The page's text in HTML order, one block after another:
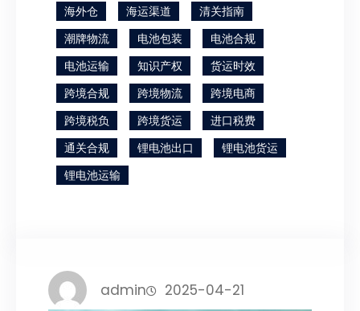
海外仓
海运渠道
清关指南
潮牌物流
电池包装
电池合规
电池运输
知识产权
货运时效
跨境合规
跨境物流
跨境电商
跨境税负
跨境货运
进口税费
通关合规
锂电池出口
锂电池货运
锂电池运输
admin 2025-04-21